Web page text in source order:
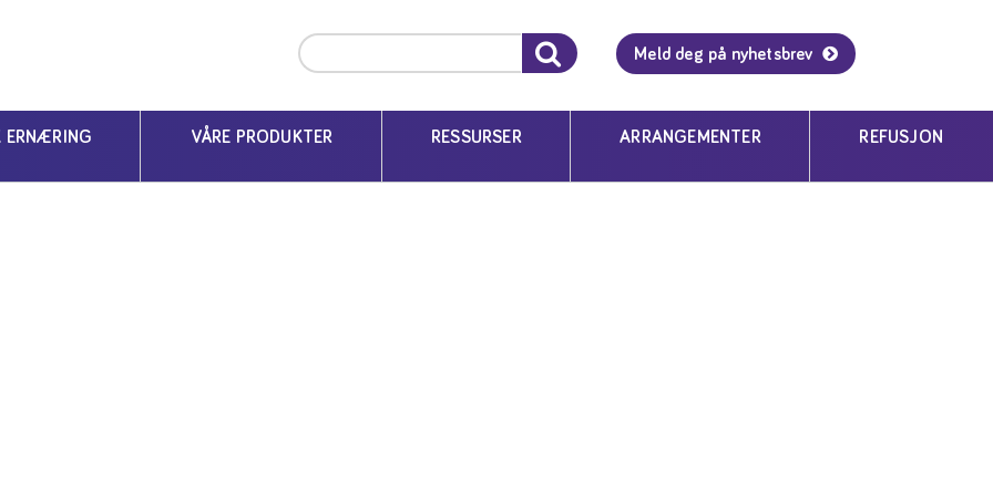
Meld deg på nyhetsbrev
ERNÆRING VÅRE PRODUKTER RESSURSER ARRANGEMENTER REFUSJON